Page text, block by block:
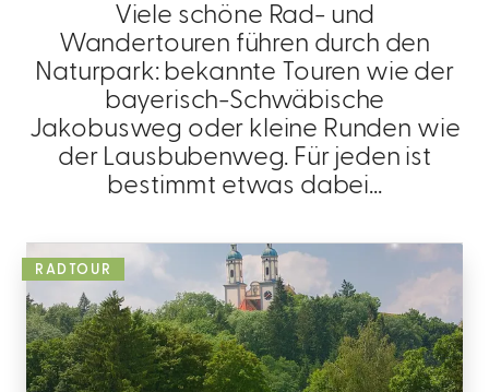
Viele schöne Rad- und
Wandertouren führen durch den
Naturpark: bekannte Touren wie der
bayerisch-Schwäbische
Jakobusweg oder kleine Runden wie
der Lausbubenweg. Für jeden ist
bestimmt etwas dabei...
RADTOUR